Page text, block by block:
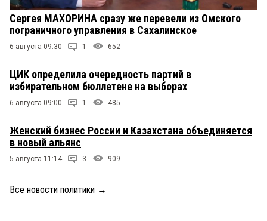
Сергея МАХОРИНА сразу же перевели из Омского
пограничного управления в Сахалинское
6 августа 09:30 1 652
ЦИК определила очередность партий в
избирательном бюллетене на выборах
6 августа 09:00 1 485
Женский бизнес России и Казахстана объединяется
в новый альянс
5 августа 11:14 3 909
Все новости политики →